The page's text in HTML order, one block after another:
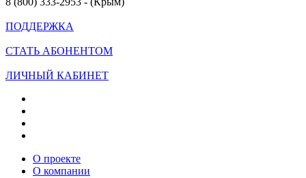
ПОДДЕРЖКА
СТАТЬ АБОНЕНТОМ
ЛИЧНЫЙ КАБИНЕТ
О проекте
О компании